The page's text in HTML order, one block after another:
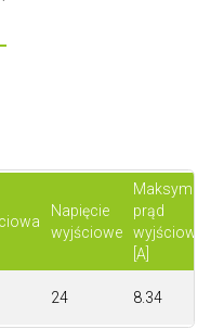
Napięcie
wyjściowe
prąd
wyjściowy
[A]
24 8.34